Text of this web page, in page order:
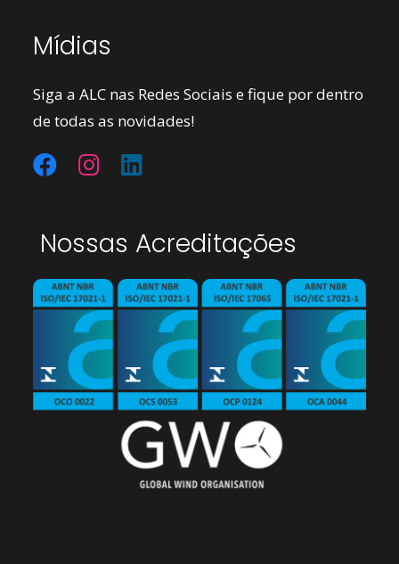
Mídias
Siga a ALC nas Redes Sociais e fique por dentro
de todas as novidades!
Nossas Acreditações